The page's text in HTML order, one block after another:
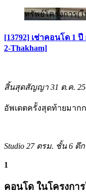
ทรัพย์โครงการ(
[13792] เช่าคอนโด 1
2-Thakham]
สิ้นสุดสัญญา 31 ต.ค.
อัพเดตครั้งสุดท้ายมาก
Studio 27 ตรม. ชั้น 6 ตึก
1
คอนโด ในโครงการ